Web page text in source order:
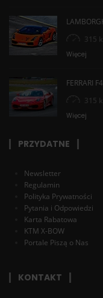
315
Więcej
FERRARI
315
Więcej
PRZYDATNE
Newsletter
Regulamin
Polityka Prywatności
Pytania i Odpowiedzi
Karta Rabatowa
KTM X-BOW
Portale Piszą o Nas
KONTAKT